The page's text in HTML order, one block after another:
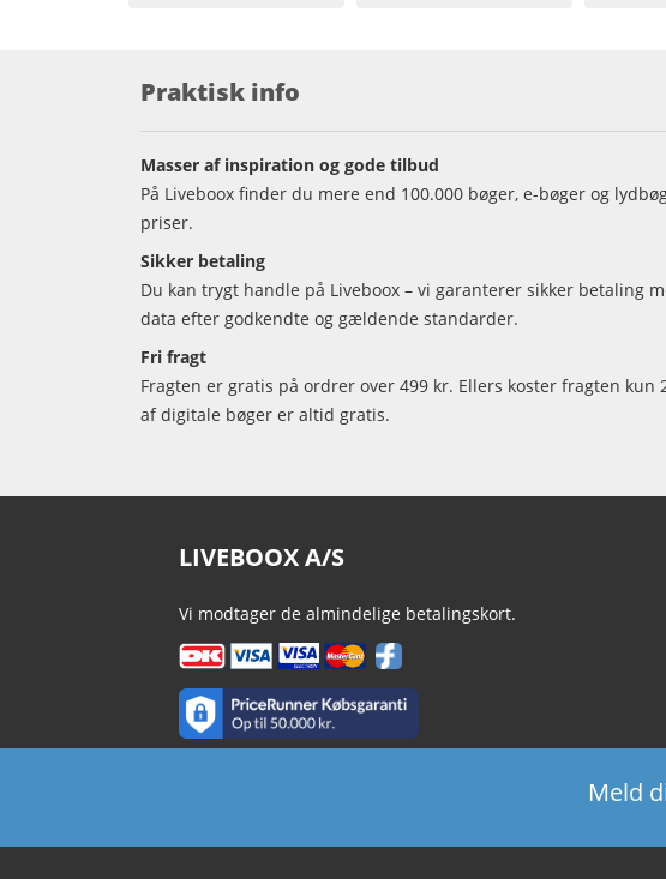
Praktisk info
Masser af inspiration og gode tilbud
På Liveboox finder du mere end 100.000 bøger, e-bøger og
priser.
Sikker betaling
Du kan trygt handle på Liveboox – vi garanterer sikker betaling
data efter godkendte og gældende standarder.
Fri fragt
Fragten er gratis på ordrer over 499 kr. Ellers koster fragten kun
af digitale bøger er altid gratis.
LIVEBOOX A/S
Vi modtager de almindelige betalingskort.
Meld